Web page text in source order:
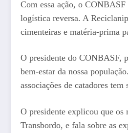
Com essa ação, o
logística reversa. A
cimenteiras e matéria-prima
O presidente do CONBASF,
bem-estar da nossa
associações de catadores
O presidente explicou que os
Transbordo, e fala sobre as